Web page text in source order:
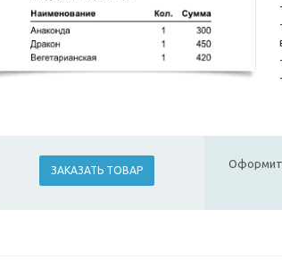
ЗАКАЗАТЬ ТОВАР